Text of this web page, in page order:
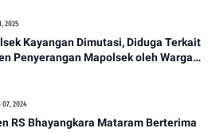
2025
Kayangan Dimutasi, Diduga Terkait
Penyerangan Mapolsek oleh Warga -
07, 2024
RS Bhayangkara Mataram Berterima